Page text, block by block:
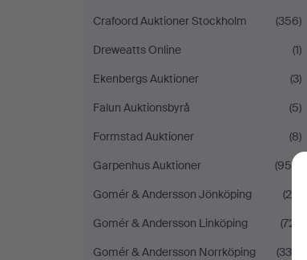
Crafoord Auktioner Stockholm
(356)
Dreweatts Online
(1)
Ekenbergs Auktioner
(3)
Falun Auktionsbyrå
(5)
Formstad Auktioner
(8)
Garpenhus Auktioner
(950)
Gomér & Andersson Jönköping
(26)
Gomér & Andersson Linköping
(721)
Gomér & Andersson Norrköping
(335)